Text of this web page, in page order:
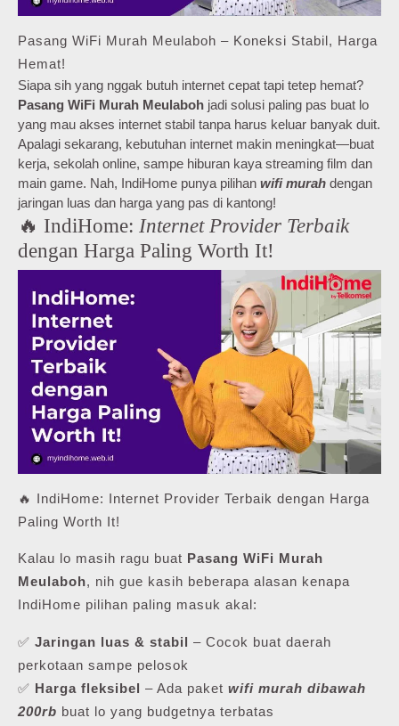
Pasang WiFi Murah Meulaboh – Koneksi Stabil, Harga
Hemat!
Siapa sih yang nggak butuh internet cepat tapi tetep hemat?
Pasang WiFi Murah Meulaboh jadi solusi paling pas buat lo
yang mau akses internet stabil tanpa harus keluar banyak duit.
Apalagi sekarang, kebutuhan internet makin meningkat—buat
kerja, sekolah online, sampe hiburan kaya streaming film dan
main game. Nah, IndiHome punya pilihan wifi murah dengan
jaringan luas dan harga yang pas di kantong!
🔥 IndiHome: Internet Provider Terbaik
dengan Harga Paling Worth It!
🔥 IndiHome: Internet Provider Terbaik dengan Harga
Paling Worth It!
Kalau lo masih ragu buat Pasang WiFi Murah
Meulaboh, nih gue kasih beberapa alasan kenapa
IndiHome pilihan paling masuk akal:
✅ Jaringan luas & stabil – Cocok buat daerah
perkotaan sampe pelosok
✅ Harga fleksibel – Ada paket wifi murah dibawah
200rb buat lo yang budgetnya terbatas